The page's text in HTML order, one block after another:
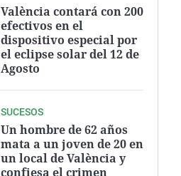
València contará con 200
efectivos en el
dispositivo especial por
el eclipse solar del 12 de
Agosto
SUCESOS
Un hombre de 62 años
mata a un joven de 20 en
un local de València y
confiesa el crimen